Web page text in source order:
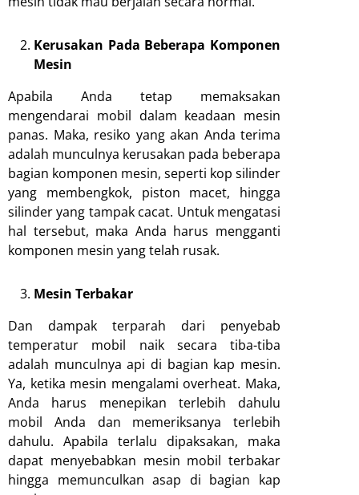
Kerusakan Pada Beberapa Komponen
Mesin
Apabila Anda tetap memaksakan
mengendarai mobil dalam keadaan mesin
panas. Maka, resiko yang akan Anda terima
adalah munculnya kerusakan pada beberapa
bagian komponen mesin, seperti kop silinder
yang membengkok, piston macet, hingga
silinder yang tampak cacat. Untuk mengatasi
hal tersebut, maka Anda harus mengganti
komponen mesin yang telah rusak.
Mesin Terbakar
Dan dampak terparah dari penyebab
temperatur mobil naik secara tiba-tiba
adalah munculnya api di bagian kap mesin.
Ya, ketika mesin mengalami overheat. Maka,
Anda harus menepikan terlebih dahulu
mobil Anda dan memeriksanya terlebih
dahulu. Apabila terlalu dipaksakan, maka
dapat menyebabkan mesin mobil terbakar
hingga memunculkan asap di bagian kap